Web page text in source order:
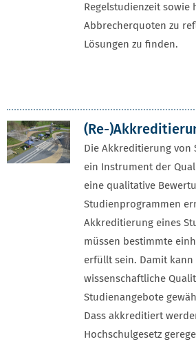
Regelstudienzeit sowie
Abbrecherquoten zu
Lösungen zu finden.
(Re-
Die Akkreditierung von
ein Instrument der
eine qualitative
Studienprogrammen
Akkreditierung eines
müssen bestimmte
erfüllt sein. Damit kann
wissenschaftliche
Studienangebote
Dass akkreditiert
Hochschulgesetz